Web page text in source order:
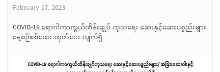
February 17, 2023
COVID-19 ရောဂါကာကွယ်ထိန်းချုပ် ကုသရေး ဆေးနှင့်ဆေးပစ္စည်းများ
နေ့စဉ်စစ်ဆေး ထုတ်ပေး လျက်ရှိ